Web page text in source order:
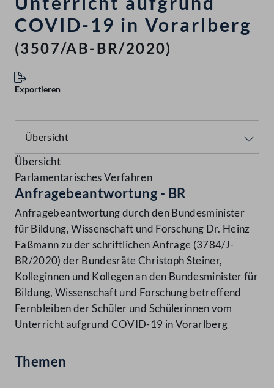
COVID-19 in Vorarlberg
(3507/AB-BR/2020)
Exportieren
Übersicht
Parlamentarisches Verfahren
Anfragebeantwortung - BR
Anfragebeantwortung durch den Bundesminister
für Bildung, Wissenschaft und Forschung Dr. Heinz
Faßmann zu der schriftlichen Anfrage (3784/J-
BR/2020) der Bundesräte Christoph Steiner,
Kolleginnen und Kollegen an den Bundesminister für
Bildung, Wissenschaft und Forschung betreffend
Fernbleiben der Schüler und Schülerinnen vom
Unterricht aufgrund COVID-19 in Vorarlberg
Themen